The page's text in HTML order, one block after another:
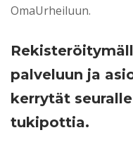
OmaUrheiluun.
palveluun ja
kerrytät
tukipottia.